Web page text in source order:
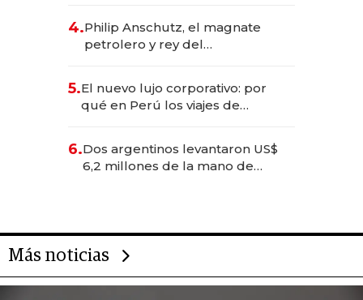
4.Philip Anschutz, el magnate
petrolero y rey del
Fénix
5.El nuevo lujo corporativo: por
qué en Perú los viajes de
transformadoras
6.Dos argentinos levantaron US$
6,2 millones de la mano de
Más noticias